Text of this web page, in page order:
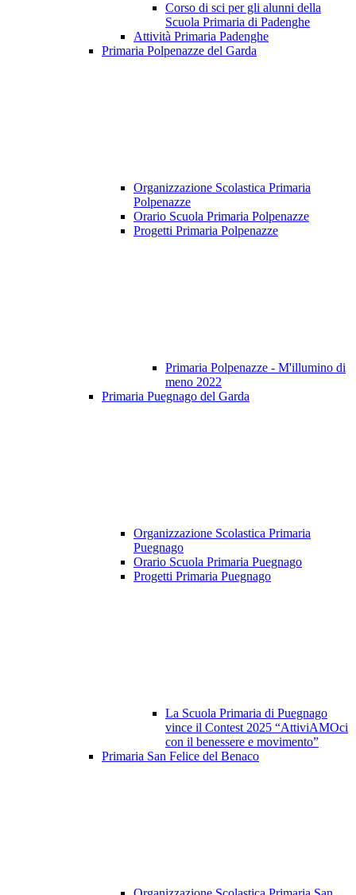
Corso di sci per gli alunni della
Scuola Primaria di Padenghe
Attività Primaria Padenghe
Primaria Polpenazze del Garda
Organizzazione Scolastica Primaria
Polpenazze
Orario Scuola Primaria Polpenazze
Progetti Primaria Polpenazze
Primaria Polpenazze - M'illumino di
meno 2022
Primaria Puegnago del Garda
Organizzazione Scolastica Primaria
Puegnago
Orario Scuola Primaria Puegnago
Progetti Primaria Puegnago
La Scuola Primaria di Puegnago
vince il Contest 2025 “AttiviAMOci
con il benessere e movimento”
Primaria San Felice del Benaco